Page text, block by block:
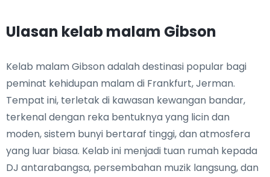
Ulasan kelab malam Gibson
Kelab malam Gibson adalah destinasi popular bagi
peminat kehidupan malam di Frankfurt, Jerman.
Tempat ini, terletak di kawasan kewangan bandar,
terkenal dengan reka bentuknya yang licin dan
moden, sistem bunyi bertaraf tinggi, dan atmosfera
yang luar biasa. Kelab ini menjadi tuan rumah kepada
DJ antarabangsa, persembahan muzik langsung, dan